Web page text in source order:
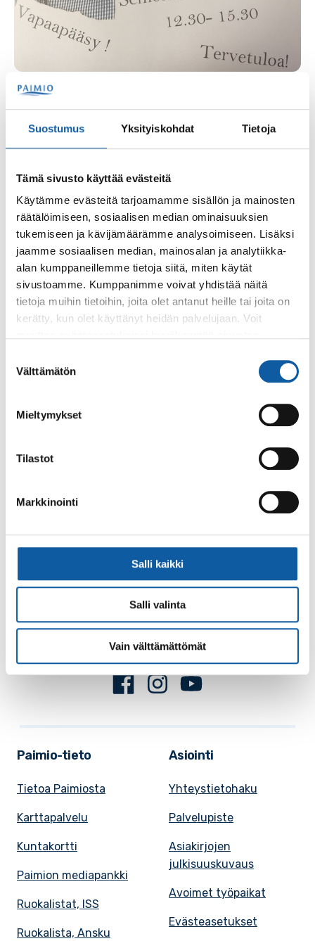
Suostumus Yksityiskohdat Tietoja
Tämä sivusto käyttää evästeitä
Käytämme evästeitä tarjoamamme sisällön ja mainosten
räätälöimiseen, sosiaalisen median ominaisuuksien
tukemiseen ja kävijämäärämme analysoimiseen. Lisäksi
jaamme sosiaalisen median, mainosalan ja analytiikka-
alan kumppaneillemme tietoja siitä, miten käytät
sivustoamme. Kumppanimme voivat yhdistää näitä
tietoja muihin tietoihin, joita olet antanut heille tai joita on
kerätty, kun olet käyttänyt heidän palvelujaan. Voit
valinta
Välttämätön
Mieltymykset
Tilastot
Markkinointi
Salli kaikki
Salli valinta
Vain välttämättömät
Tervetuloa Itsenäisyyspäivän tansseihin
Paltanpuiston palvelutalolla
Musiikista vastaa Jyrki Laine
Seniorikahvila on avoinna klo 12.30-15.30
Vapaapääsy!
Takaisin tapahtumiin
Asiasanat
Käyntiosoite: Vistantie 18
Postiosoite: PL 50, 21531 PAIMIO
Vaihde: (02) 474 511
Sähköposti:paimio.kaupunki@paimio.fi
FacebookInstagramYoutube
Paimio-tieto
Tietoa Paimiosta
Karttapalvelu
Kuntakortti
Paimion mediapankki
Ruokalistat, ISS
Ruokalista, Ansku
Asiointi
Yhteystietohaku
Palvelupiste
Asiakirjojen
julkisuuskuvaus
Avoimet työpaikat
Evästeasetukset